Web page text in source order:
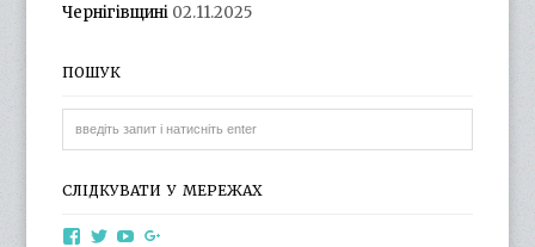
Чернігівщині 02.11.2025
ПОШУК
СЛІДКУВАТИ У МЕРЕЖАХ
ViewViewView